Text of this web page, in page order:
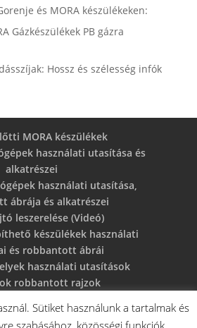
és MORA készülékeken:
Gázkészülékek PB gázra
Hossz és szélesség infók
MORA készülékek
használati utasítása és
alkatrészei
használati utasítása,
ábrája és alkatrészei
leszerelése (Videó)
készülékek használati
és robbantott ábrái
használati utasítások
robbantott rajzok
megoldásokSütiket használunk a tartalmak és
szabásához, közösségi funkciók